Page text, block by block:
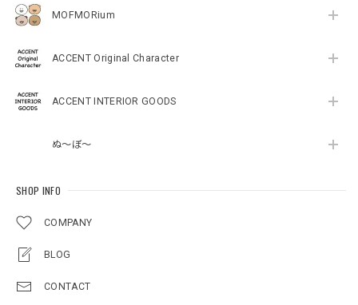
MOFMORium
ACCENT Original Character
ACCENT INTERIOR GOODS
ぬ～ぼ～
SHOP INFO
COMPANY
BLOG
CONTACT